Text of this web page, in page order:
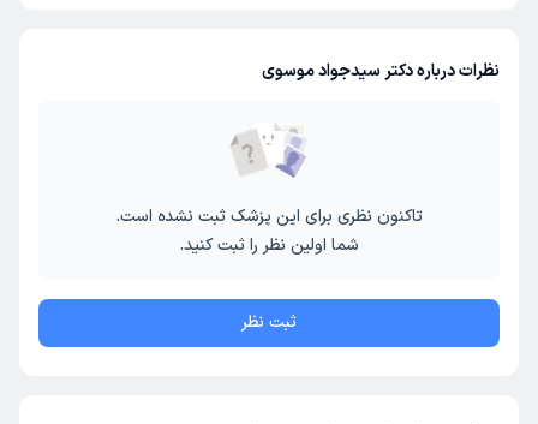
نظرات درباره دکتر سیدجواد موسوی
تاکنون نظری برای این پزشک ثبت نشده است.
شما اولین نظر را ثبت کنید.
ثبت نظر